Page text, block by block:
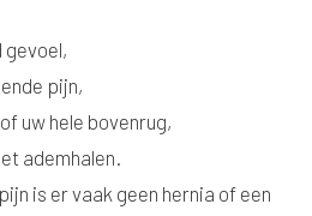
gevoel,
pijn,
uw hele bovenrug,
ademhalen.
is er vaak geen hernia of een